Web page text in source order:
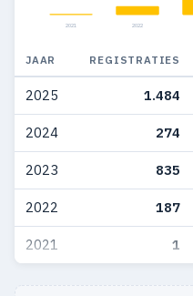
2021 2022
JAAR REGISTRATIES
2025 1.484
2024 274
2023 835
2022 187
2021 1